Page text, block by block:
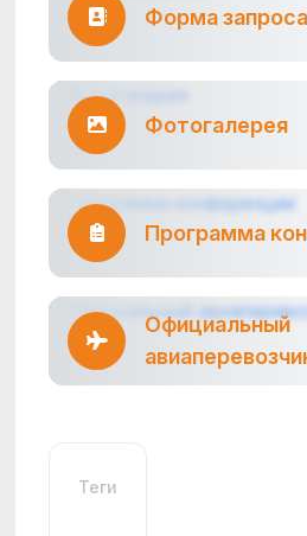
Форма запроса
Фотогалерея
Программа
Официальный
Теги